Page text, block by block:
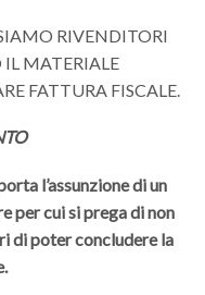
RIVENDITORI
IL MATERIALE
FATTURA FISCALE.
l’assunzione di un
per cui si prega di non
di poter concludere la